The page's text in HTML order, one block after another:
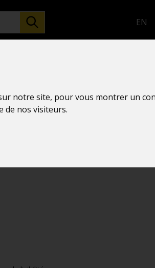
notre site, pour vous montrer un
de nos visiteurs.
EN